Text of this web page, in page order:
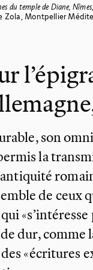
du temple de Diane, Nîmes
Zola, Montpellier
son
la
de ceux
dur, comme
«écritures